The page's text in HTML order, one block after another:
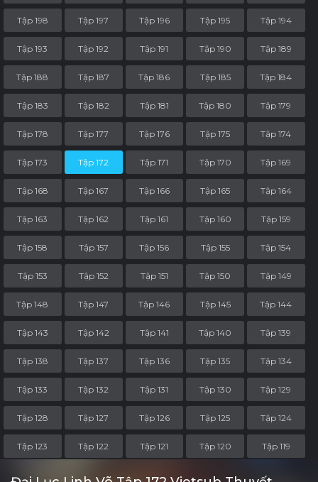
Tập 198 Tập 197 Tập 196 Tập 195 Tập 194
Tập 193 Tập 192 Tập 191 Tập 190 Tập 189
Tập 188 Tập 187 Tập 186 Tập 185 Tập 184
Tập 183 Tập 182 Tập 181 Tập 180 Tập 179
Tập 178 Tập 177 Tập 176 Tập 175 Tập 174
Tập 173 Tập 172 Tập 171 Tập 170 Tập 169
Tập 168 Tập 167 Tập 166 Tập 165 Tập 164
Tập 163 Tập 162 Tập 161 Tập 160 Tập 159
Tập 158 Tập 157 Tập 156 Tập 155 Tập 154
Tập 153 Tập 152 Tập 151 Tập 150 Tập 149
Tập 148 Tập 147 Tập 146 Tập 145 Tập 144
Tập 143 Tập 142 Tập 141 Tập 140 Tập 139
Tập 138 Tập 137 Tập 136 Tập 135 Tập 134
Tập 133 Tập 132 Tập 131 Tập 130 Tập 129
Tập 128 Tập 127 Tập 126 Tập 125 Tập 124
Tập 123 Tập 122 Tập 121 Tập 120 Tập 119
Tập 118 Tập 117 Tập 115 Tập 114